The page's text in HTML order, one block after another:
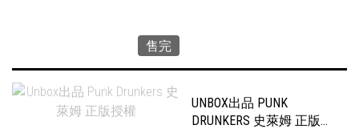
售完
UNBOX出品 PUNK
DRUNKERS 史萊姆 正版授